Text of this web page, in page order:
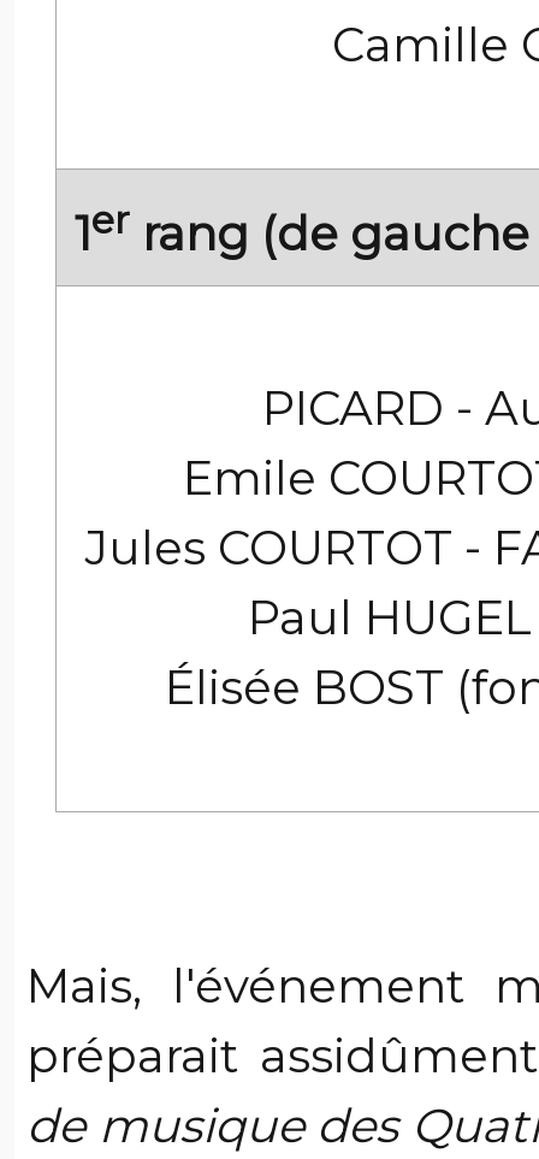
Camille
1errang (de gauche
PICARD -
Emile
Jules COURTOT -
Paul
Élisée BOST
Mais, l'événement
préparait
de musique des